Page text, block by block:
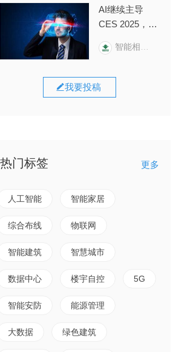
AI继续主导
CES 2025，一
入”与“输出”的
智能相对论
我要投稿
热门标签 更多
人工智能 智能家居
综合布线 物联网
智能建筑 智慧城市
数据中心 楼宇自控 5G
智能安防 能源管理
大数据 绿色建筑